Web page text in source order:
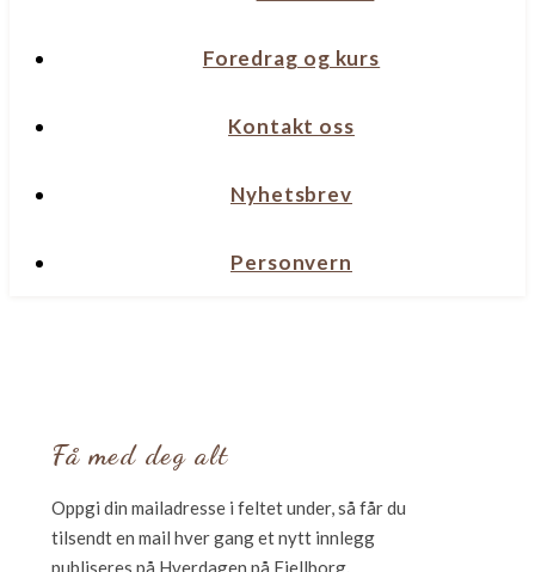
Foredrag og kurs
Kontakt oss
Nyhetsbrev
Personvern
Få med deg alt
Oppgi din mailadresse i feltet under, så får du
tilsendt en mail hver gang et nytt innlegg
publiseres på Hverdagen på Fjellborg.